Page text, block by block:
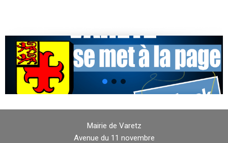
Mairie de Varetz
Avenue du 11 novembre